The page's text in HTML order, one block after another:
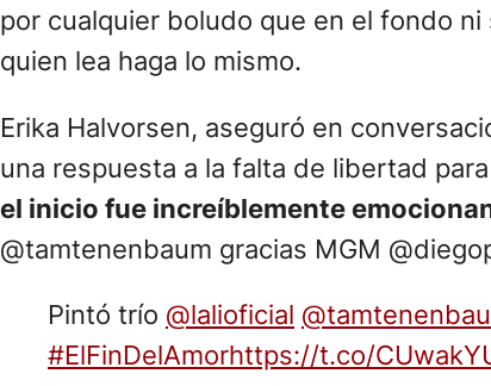
por cualquier boludo que en el fondo
quien lea haga lo mismo.
Erika Halvorsen, aseguró en
una respuesta a la falta de libertad
el inicio fue increíblemente
@tamtenenbaum gracias MGM
Pintó trío @lalioficial
#ElFinDelAmorhttps://t.co/